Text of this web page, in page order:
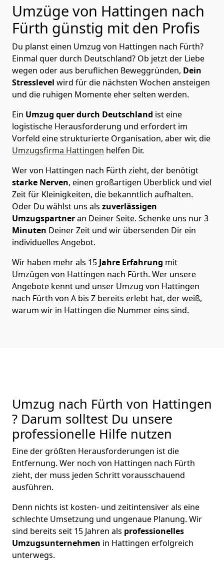
Umzüge von Hattingen nach
Fürth günstig mit den Profis
Du planst einen Umzug von Hattingen nach Fürth?
Einmal quer durch Deutschland? Ob jetzt der Liebe
wegen oder aus beruflichen Beweggründen, Dein
Stresslevel wird für die nächsten Wochen ansteigen
und die ruhigen Momente eher selten werden.
Ein Umzug quer durch Deutschland ist eine
logistische Herausforderung und erfordert im
Vorfeld eine strukturierte Organisation, aber wir, die
Umzugsfirma Hattingen helfen Dir.
Wer von Hattingen nach Fürth zieht, der benötigt
starke Nerven, einen großartigen Überblick und viel
Zeit für Kleinigkeiten, die bekanntlich aufhalten.
Oder Du wählst uns als zuverlässigen
Umzugspartneran Deiner Seite. Schenke uns nur3
Minuten Deiner Zeit und wir übersenden Dir ein
individuelles Angebot.
Wir haben mehr als 15 Jahre Erfahrung mit
Umzügen von Hattingen nach Fürth. Wer unsere
Angebote kennt und unser Umzug von Hattingen
nach Fürth von A bis Z bereits erlebt hat, der weiß,
warum wir in Hattingen die Nummer eins sind.
Umzug nach Fürth von Hattingen
? Darum solltest Du unsere
professionelle Hilfe nutzen
Eine der größten Herausforderungen ist die
Entfernung. Wer noch von Hattingen nach Fürth
zieht, der muss jeden Schritt vorausschauend
ausführen.
Denn nichts ist kosten- und zeitintensiver als eine
schlechte Umsetzung und ungenaue Planung. Wir
sind bereits seit 15 Jahren als professionelles
Umzugsunternehmen in Hattingen erfolgreich
unterwegs.